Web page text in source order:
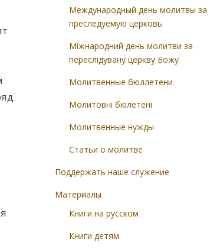
Международный день молитвы за
преследуемую церковь
Міжнародний день молитви за
переслідувану церкву Божу
Молитвенные бюллетени
Молитовні бюлетені
Молитвенные нужды
Статьи о молитве
Поддержать наше служение
Материалы
Книги на русском
Книги детям